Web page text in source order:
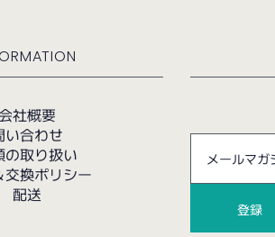
社概要
い合わせ
の取り扱い
交換ポリシー
配送